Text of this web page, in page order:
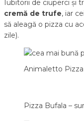
Iubitorii de ciuperci și
cremă de trufe, iar
să aleagă o pizza cu
zile).
Animaletto
Pizza Bufala –